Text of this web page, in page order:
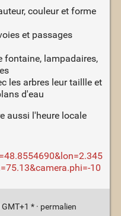
couleur et forme
et passages
fontaine, lampadaires,
les arbres leur taillle et
d'eau
aussi l'heure locale
10
* · permalien